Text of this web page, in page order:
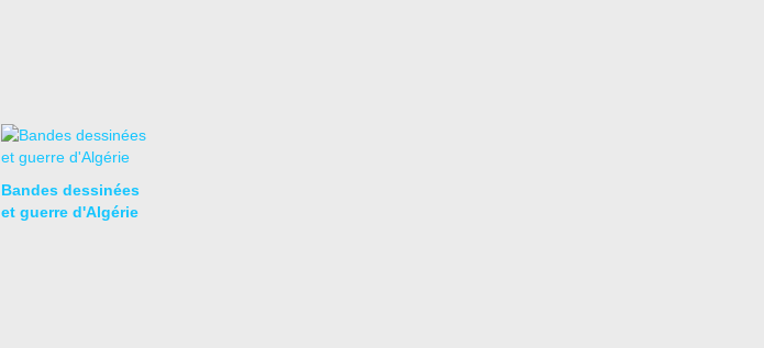
Bandes dessinées
et guerre d'Algérie